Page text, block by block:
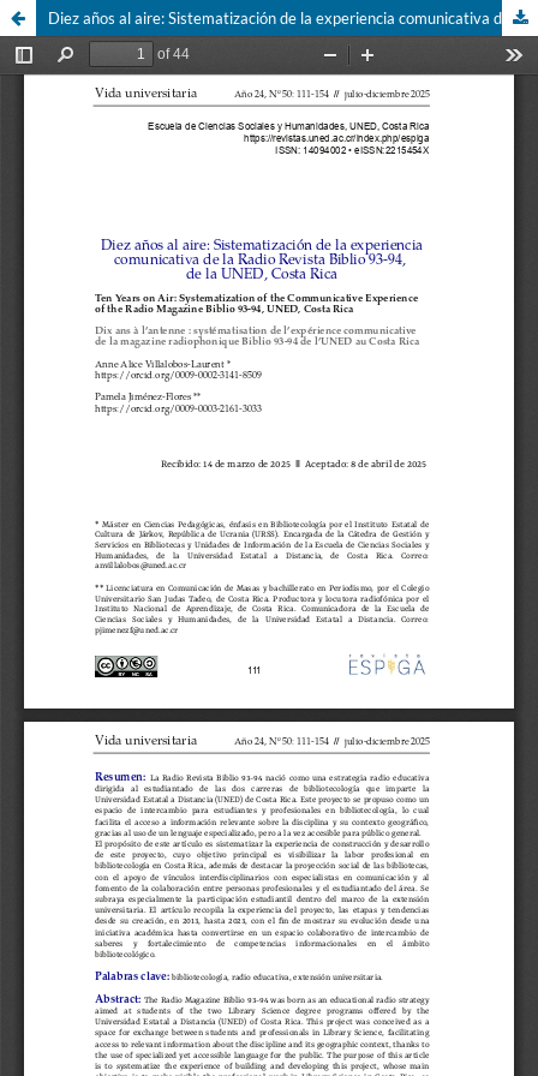
Diez años al aire: Sistematización de la experiencia comunicativa de la Radio Revista Biblio 93-94, de la UNED, Costa Rica